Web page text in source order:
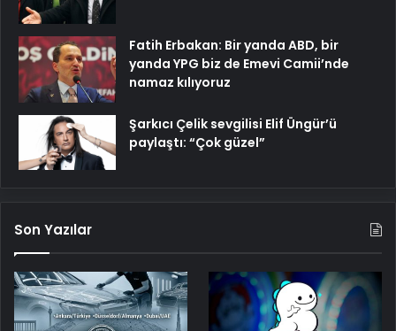
Fatih Erbakan: Bir yanda ABD, bir
yanda YPG biz de Emevi Camii’nde
namaz kılıyoruz
Şarkıcı Çelik sevgilisi Elif Üngür’ü
paylaştı: “Çok güzel”
Son Yazılar